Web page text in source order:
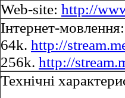
Web-site: http://
Інтернет-мовлення:
64k. http://
256k. http://
Технічні